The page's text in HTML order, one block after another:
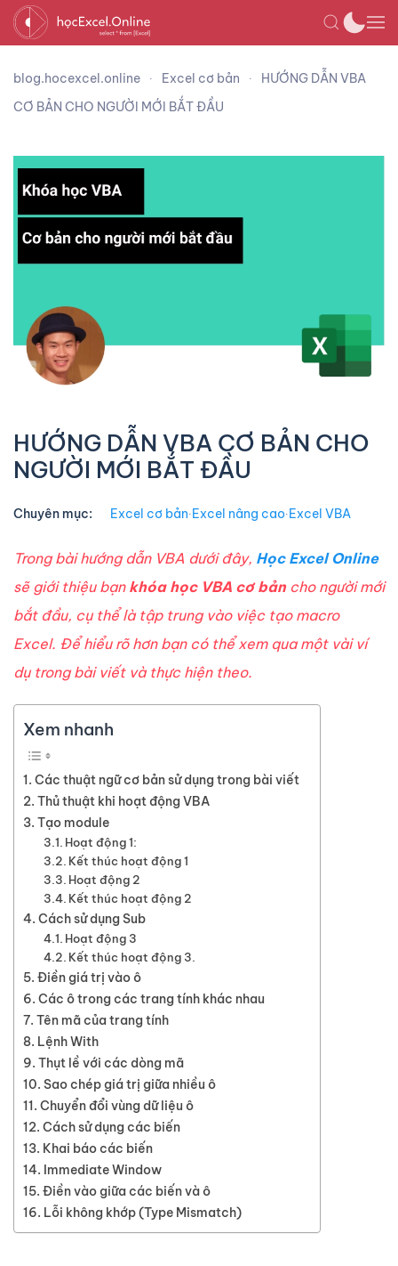
blog.hocexcel.online Excel cơ bản
HƯỚNG DẪN VBA
CƠ BẢN CHO NGƯỜI MỚI BẮT ĐẦU
HƯỚNG DẪN VBA CƠ BẢN CHO
NGƯỜI MỚI BẮT ĐẦU
Chuyên mục: Excel cơ bản∙Excel nâng cao∙Excel VBA
Trong bài hướng dẫn VBA dưới đây, Học Excel Online
sẽ giới thiệu bạn khóa học VBA cơ bản cho người mới
bắt đầu, cụ thể là tập trung vào việc tạo macro
Excel. Để hiểu rõ hơn bạn có thể xem qua một vài ví
dụ trong bài viết và thực hiện theo.
Xem nhanh
Các thuật ngữ cơ bản sử dụng trong bài viết
Thủ thuật khi hoạt động VBA
Tạo module
Hoạt động 1:
Kết thúc hoạt động 1
Hoạt động 2
Kết thúc hoạt động 2
Cách sử dụng Sub
Hoạt động 3
Kết thúc hoạt động 3.
Điền giá trị vào ô
Các ô trong các trang tính khác nhau
Tên mã của trang tính
Lệnh With
Thụt lề với các dòng mã
Sao chép giá trị giữa nhiều ô
Chuyển đổi vùng dữ liệu ô
Cách sử dụng các biến
Khai báo các biến
Immediate Window
Điền vào giữa các biến và ô
Lỗi không khớp (Type Mismatch)